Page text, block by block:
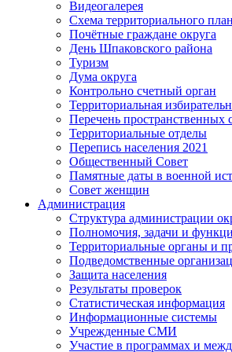
Видеогалерея
Схема территориального
Почётные граждане округа
День Шпаковского района
Туризм
Дума округа
Контрольно счетный орган
Территориальная
Перечень пространственных
Территориальные отделы
Перепись населения 2021
Общественный Совет
Памятные даты в военной
Совет женщин
Администрация
Структура администрации
Полномочия, задачи и
Территориальные органы и
Подведомственные
Защита населения
Результаты проверок
Статистическая информация
Информационные системы
Учрежденные СМИ
Участие в программах и